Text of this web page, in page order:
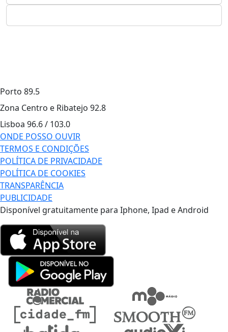
Porto 89.5
Zona Centro e Ribatejo 92.8
Lisboa 96.6 / 103.0
ONDE POSSO OUVIR
TERMOS E CONDIÇÕES
POLÍTICA DE PRIVACIDADE
POLÍTICA DE COOKIES
TRANSPARÊNCIA
PUBLICIDADE
Disponível gratuitamente para Iphone, Ipad e Android